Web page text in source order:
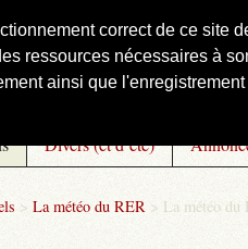
correct de ce site
ressources nécessaires à
ainsi que
» Blog Officiel
Divers (et d’été)
> La météo du RER > La météo